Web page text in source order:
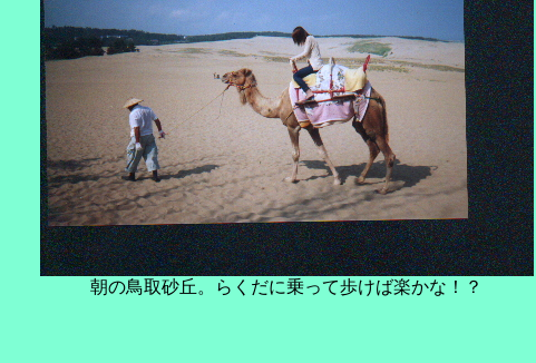
朝の鳥取砂丘。らくだに乗って歩けば楽かな！？